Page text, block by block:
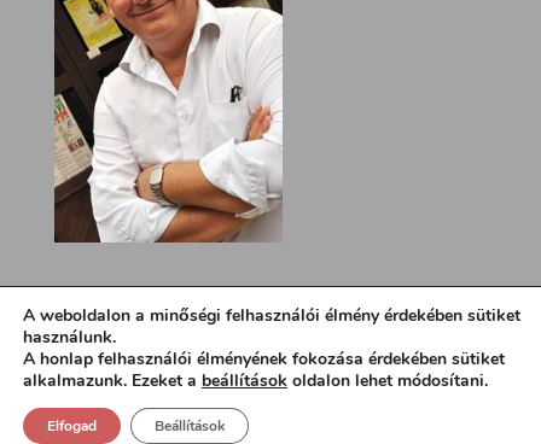
Design:
A weboldalon a minőségi felhasználói élmény érdekében sütiket
használunk.
A honlap felhasználói élményének fokozása érdekében sütiket
alkalmazunk. Ezeket a beállítások oldalon lehet módosítani.
Elfogad Beállítások